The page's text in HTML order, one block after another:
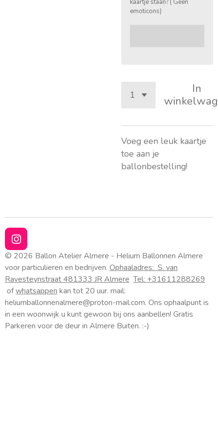
kaartje staan? ( Geen
emoticons)
In
Voeg een leuk kaartje
toe aan je
ballonbestelling!
I
n
s
t
a
g
r
a
m
© 2026 Ballon Atelier Almere - Helium Ballonnen Almere
voor particulieren en bedrijven. Ophaaladres: S. van
Ravesteynstraat 481333 JR Almere Tel: +31611288269
ofwhatsappen kan tot 20 uur. mail:
heliumballonnenalmere@proton-mail.com. Ons ophaalpunt is
in een woonwijk u kunt gewoon bij ons aanbellen! Gratis
Parkeren voor de deur in Almere Buiten. :-)